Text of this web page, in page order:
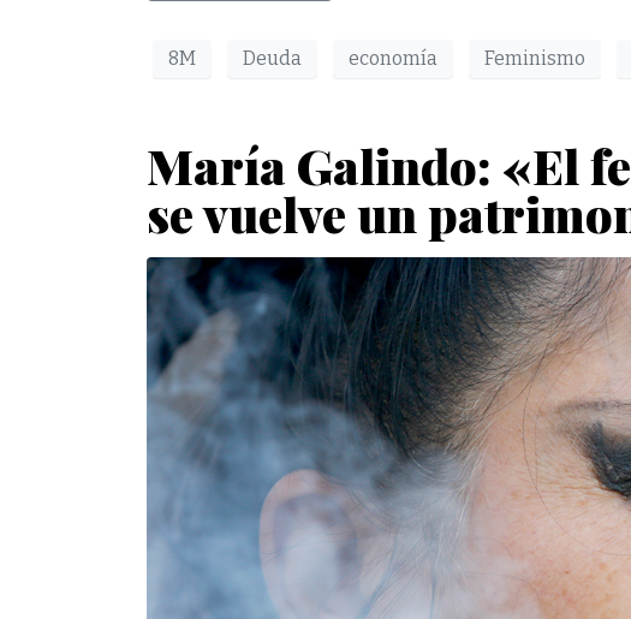
8M Deuda economía Feminismo
María Galindo: «El
se vuelve un